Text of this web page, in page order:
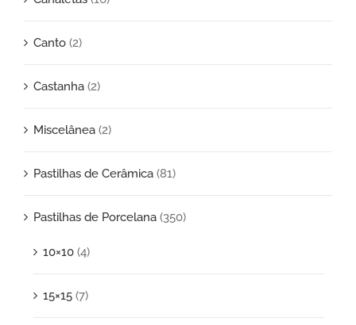
Canto (2)
Castanha (2)
Miscelânea (2)
Pastilhas de Cerâmica (81)
Pastilhas de Porcelana (350)
10×10 (4)
15×15 (7)